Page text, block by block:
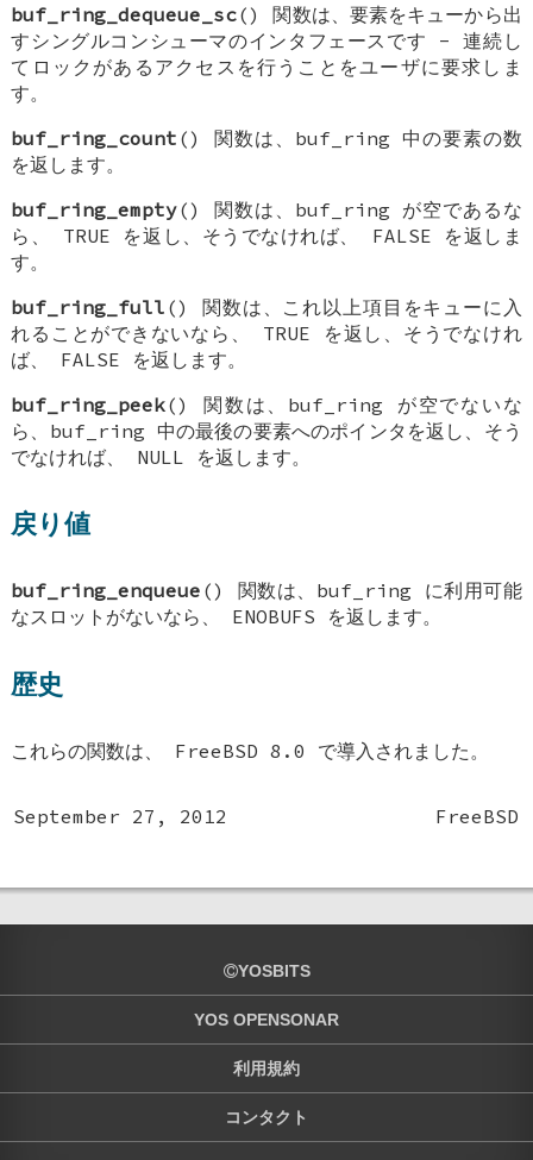
buf_ring_dequeue_sc() 関数は、要素をキューから出
すシングルコンシューマのインタフェースです - 連続し
てロックがあるアクセスを行うことをユーザに要求しま
す。
buf_ring_count () 関数は、buf_ring 中の要素の数
を返します。
buf_ring_empty() 関数は、buf_ring が空であるな
ら、 TRUE を返し、そうでなければ、 FALSE を返しま
す。
buf_ring_full () 関数は、これ以上項目をキューに入
れることができないなら、 TRUE を返し、そうでなけれ
ば、 FALSE を返します。
buf_ring_peek() 関数は、buf_ring が空でないな
ら、buf_ring 中の最後の要素へのポインタを返し、そう
でなければ、 NULL を返します。
戻り値
buf_ring_enqueue () 関数は、buf_ring に利用可能
なスロットがないなら、 ENOBUFS を返します。
歴史
これらの関数は、 FreeBSD 8.0 で導入されました。
September 27, 2012 FreeBSD
YOSBITS
YOS OPENSONAR
利用規約
コンタクト